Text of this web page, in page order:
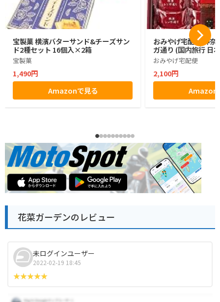
宝製菓 横濱バターサンド&チーズサン
ド2種セット 16個入×2箱
宝製菓
1,490円
Amazonで見る
おみやげ宅配便 神奈
ガ通り (国内旅行 日
おみやげ宅配便
2,100円
Amazon
花菜ガーデンのレビュー
未ログインユーザー
2022-02-19 18:45